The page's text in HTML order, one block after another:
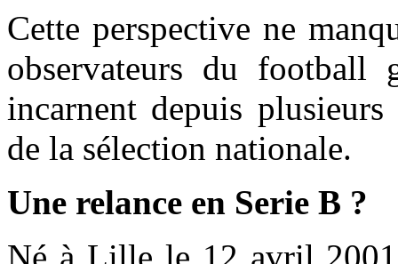
Cette perspective ne
observateurs du football
incarnent depuis
de la sélection nationale.
Une relance en Serie B ?
Né à Lille le 12 avril